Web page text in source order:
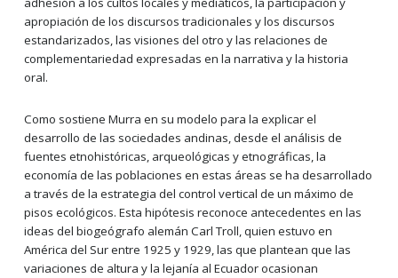
apropiación de los discursos tradicionales y los discursos
estandarizados, las visiones del otro y las relaciones de
complementariedad expresadas en la narrativa y la historia
oral.
Como sostiene Murra en su modelo para la explicar el
desarrollo de las sociedades andinas, desde el análisis de
fuentes etnohistóricas, arqueológicas y etnográficas, la
economía de las poblaciones en estas áreas se ha desarrollado
a través de la estrategia del control vertical de un máximo de
pisos ecológicos. Esta hipótesis reconoce antecedentes en las
ideas del biogeógrafo alemán Carl Troll, quien estuvo en
América del Sur entre 1925 y 1929, las que plantean que las
variaciones de altura y la lejanía al Ecuador ocasionan